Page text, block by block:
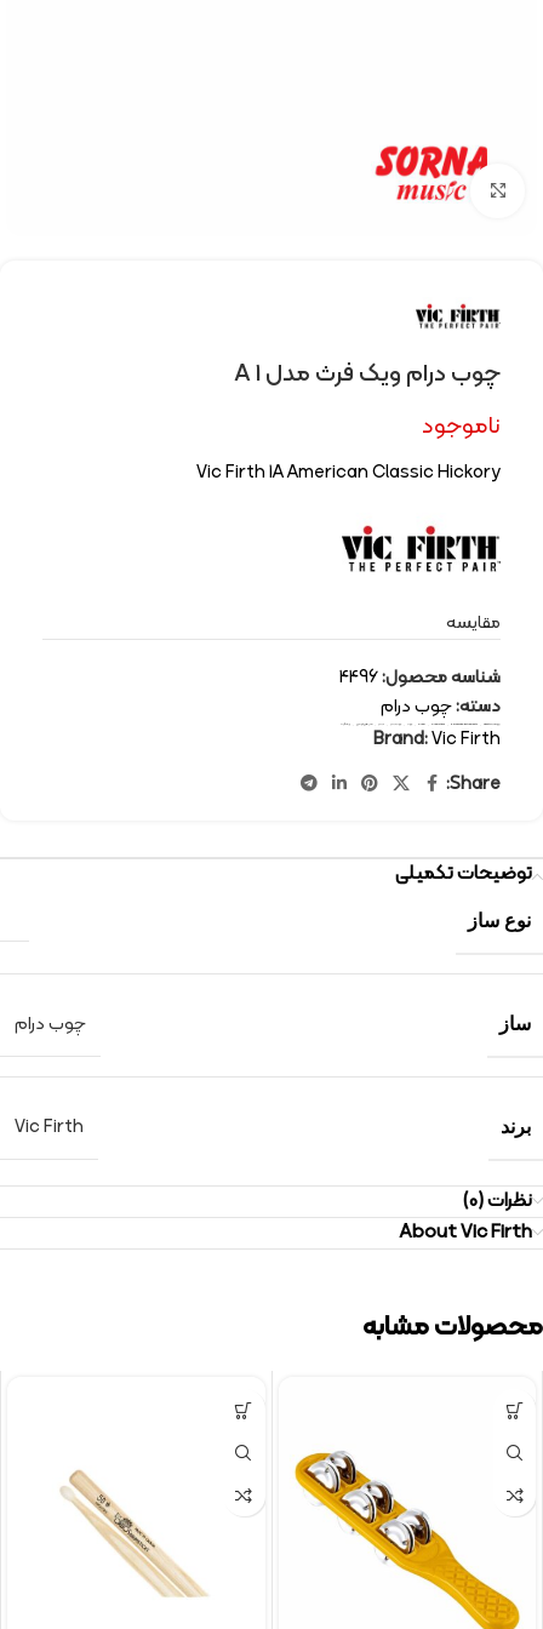
Click to enlarge
چوب درام ویک فرث مدل 1 A
ناموجود
Vic Firth 1A American Classic Hickory
مقایسه
شناسه محصول:4496
دسته:چوب درام
برچسب: drum drum sticks percussion-instruments Vic Firth چوب چوب درام درام سازهای کوبه ای ویک فرث
Brand:Vic Firth
Share:
توضیحات تکمیلی
نوع ساز
ساز چوب درام
برند Vic Firth
نظرات (0)
About Vic Firth
محصولات مشابه